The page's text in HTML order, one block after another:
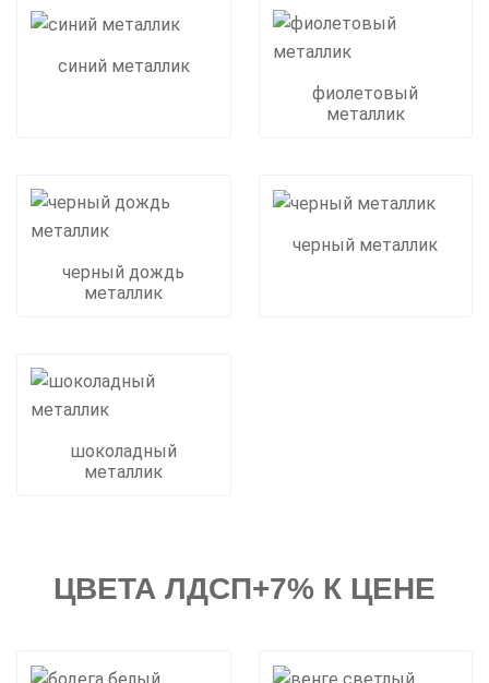
синий металлик
фиолетовый
металлик
черный дождь
металлик
черный металлик
шоколадный
металлик
ЦВЕТА ЛДСП+7% К ЦЕНЕ